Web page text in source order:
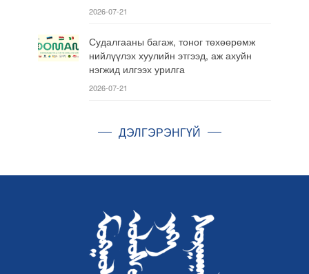
2026-07-21
Судалгааны багаж, тоног төхөөрөмж
нийлүүлэх хуулийн этгээд, аж ахуйн
нэгжид илгээх урилга
2026-07-21
ДЭЛГЭРЭНГҮЙ